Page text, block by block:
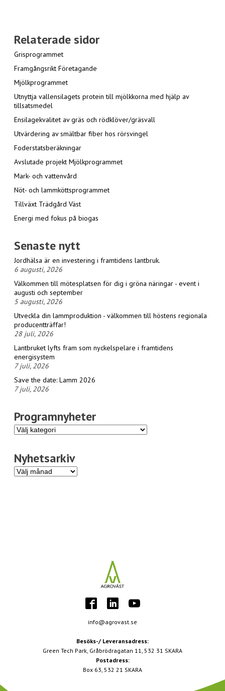
Relaterade sidor
Grisprogrammet
Framgångsrikt Företagande
Mjölkprogrammet
Utnyttja vallensilagets protein till mjölkkorna med hjälp av
tillsatsmedel
Ensilagekvalitet av gräs och rödklöver/gräsvall
Utvärdering av smältbar fiber hos rörsvingel
Foderstatsberäkningar
Avslutade projekt Mjölkprogrammet
Mark- och vattenvård
Nöt- och lammköttsprogrammet
Tillväxt Trädgård Väst
Energi med fokus på biogas
Senaste nytt
Jordhälsa är en investering i framtidens lantbruk.
6 augusti, 2026
Välkommen till mötesplatsen för dig i gröna näringar - event i
augusti och september
5 augusti, 2026
Utveckla din lammproduktion - välkommen till höstens regionala
producentträffar!
28 juli, 2026
Lantbruket lyfts fram som nyckelspelare i framtidens
energisystem
7 juli, 2026
Save the date: Lamm 2026
7 juli, 2026
Programnyheter
Programnyheter
Nyhetsarkiv
Nyhetsarkiv
info@agrovast.se
Besöks-/ Leveransadress:
Green Tech Park, Gråbrödragatan 11, 532 31 SKARA
Postadress:
Box 63, 532 21 SKARA